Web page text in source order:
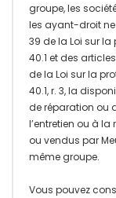
groupe, les
les ayant-droit
39 de la Loi sur la
40.1 et des
de la Loi sur la
40.1, r. 3, la
de réparation ou
l’entretien ou à
ou vendus par
même groupe.
Vous pouvez